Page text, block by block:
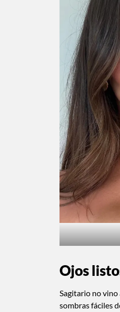
Ojos
Sagitario no vino
sombras fáciles